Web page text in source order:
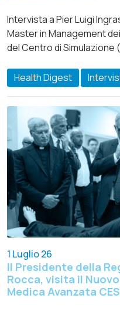
Intervista a Pier Luigi
Master in Management
del Centro di Simulazione
Health Digest
1 Luglio 26
Il Presidente della
Rocca, visita il
Medica Avanzata